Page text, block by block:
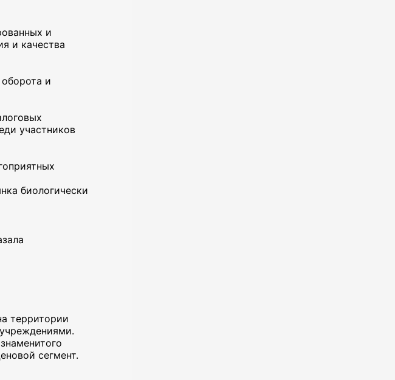
и
и качества
и
участников
биологически
территории
сегмент.